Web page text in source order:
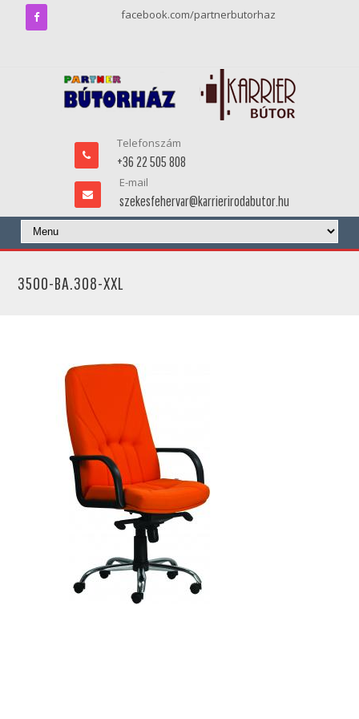
facebook.com/partnerbutorhaz
Telefonszám
+36 22 505 808
E-mail
szekesfehervar@karrierirodabutor.hu
3500-BA.308-XXL